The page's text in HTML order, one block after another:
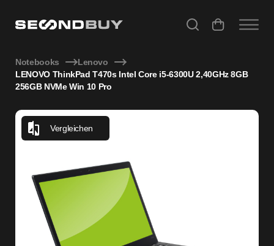
Notebooks
Lenovo
LENOVO ThinkPad T470s Intel Core i5-6300U 2,40GHz 8GB
256GB NVMe Win 10 Pro
Vergleichen